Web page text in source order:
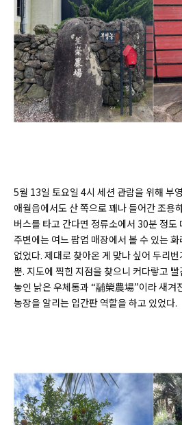
5월 13일 토요일 4시 세션 관람을 위해 부
애월읍에서도 산 쪽으로 꽤나 들어간 조용
버스를 타고 간다면 정류소에서 30분 정도
주변에는 여느 팝업 매장에서 볼 수 있는
없었다. 제대로 찾아온 게 맞나 싶어 두리
뿐. 지도에 찍힌 지점을 찾으니 커다랗고
놓인 낡은 우체통과 “鬴榮農場”이라 새겨
농장을 알리는 입간판 역할을 하고 있었다.